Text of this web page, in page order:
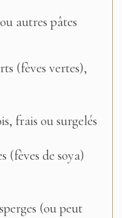
autres pâtes
(fèves vertes),
frais ou surgelés
(fèves de soya)
(ou peut